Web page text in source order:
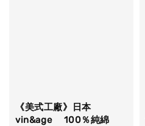
《美式工廠》日本
vin&age 100％純綿